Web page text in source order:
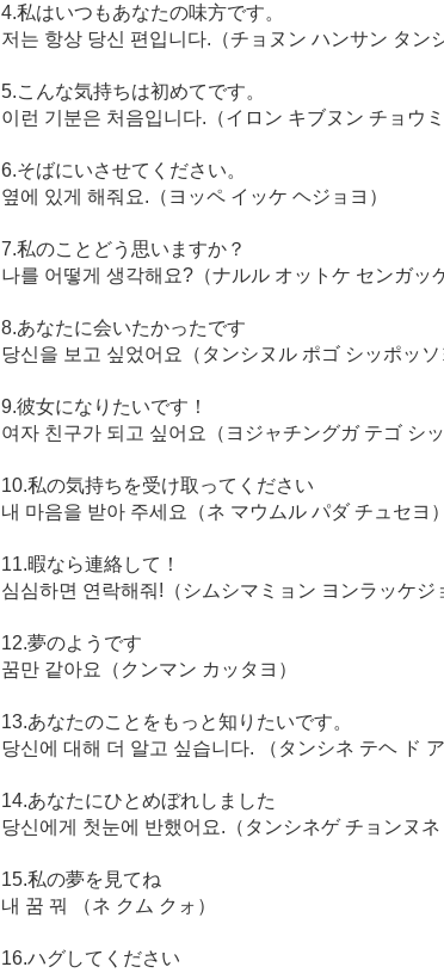
4.私はいつもあなたの味方です。
저는 항상 당신 편입니다.（チョヌン ハンサン タン
5.こんな気持ちは初めてです。
이런 기분은 처음입니다.（イロン キブヌン チョウミ
6.そばにいさせてください。
옆에 있게 해줘요.（ヨッペ イッケ ヘジョヨ）
7.私のことどう思いますか？
나를 어떻게 생각해요?（ナルル オットケ センガッ
8.あなたに会いたかったです
당신을 보고 싶었어요（タンシヌル ポゴ シッポッソ
9.彼女になりたいです！
여자 친구가 되고 싶어요（ヨジャチングガ テゴ シッ
10.私の気持ちを受け取ってください
내 마음을 받아 주세요（ネ マウムル パダ チュセヨ）
11.暇なら連絡して！
심심하면 연락해줘!（シムシマミョン ヨンラッケジ
12.夢のようです
꿈만 같아요（クンマン カッタヨ）
13.あなたのことをもっと知りたいです。
당신에 대해 더 알고 싶습니다. （タンシネ テヘ ド
14.あなたにひとめぼれしました
당신에게 첫눈에 반했어요.（タンシネゲ チョンヌネ
15.私の夢を見てね
내 꿈 꿔 （ネ クム クォ）
16.ハグしてください